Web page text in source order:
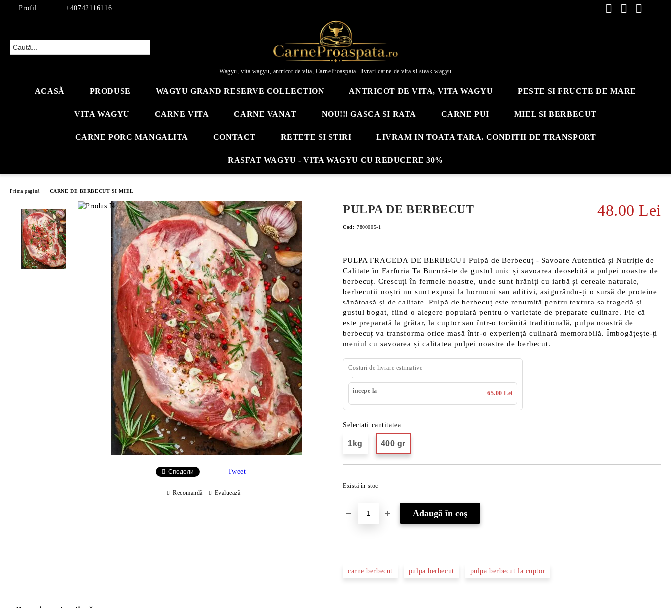
Profil +40742116116
Wagyu, vita wagyu, antricot de vita, CarneProaspata- livrari carne de vita si steak wagyu
ACASĂ PRODUSE WAGYU GRAND RESERVE COLLECTION ANTRICOT DE VITA, VITA WAGYU PESTE SI FRUCTE DE MARE
VITA WAGYU CARNE VITA CARNE VANAT NOU!!! GASCA SI RATA CARNE PUI MIEL SI BERBECUT
CARNE PORC MANGALITA CONTACT RETETE SI STIRI LIVRAM IN TOATA TARA. CONDITII DE TRANSPORT
RASFAT WAGYU - VITA WAGYU CU REDUCERE 30%
Prima pagină CARNE DE BERBECUT SI MIEL
PULPA DE BERBECUT 48.00 Lei
Cod: 7800005-1
PULPA FRAGEDA DE BERBECUT Pulpă de Berbecuț - Savoare Autentică și Nutriție de
Calitate în Farfuria Ta Bucură-te de gustul unic și savoarea deosebită a pulpei noastre de
berbecuț. Crescuți în fermele noastre, unde sunt hrăniți cu iarbă și cereale naturale,
berbecuții noștri nu sunt expuși la hormoni sau aditivi, asigurându-ți o sursă de proteine
sănătoasă și de calitate. Pulpă de berbecuț este renumită pentru textura sa fragedă și
gustul bogat, fiind o alegere populară pentru o varietate de preparate culinare. Fie că
este preparată la grătar, la cuptor sau într-o tocăniță tradițională, pulpa noastră de
berbecuț va transforma orice masă într-o experiență culinară memorabilă. Îmbogățește-ți
meniul cu savoarea și calitatea pulpei noastre de berbecuț.
Costuri de livrare estimative
începe la 65.00 Lei
Selectati cantitatea:
1kg 400 gr
Există în stoc
carne berbecut pulpa berbecut pulpa berbecut la cuptor
Сподели Tweet
Recomandă Evaluează